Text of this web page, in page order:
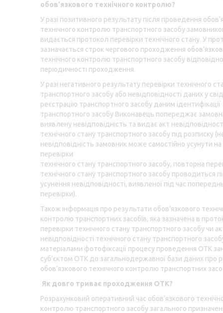
обов’язкового технічного контролю?
У разі позитивного результату після проведення
технічного контролю транспортного засобу
видається протокол перевірки технічного стану. У
зазначається строк чергового проходження
технічного контролю транспортного засобу
періодичності проходження.
У разі негативного результату перевірки технічного
транспортного засобу або невідповідності даних у
реєстрацію транспортного засобу даним ідентифікації
транспортного засобу Виконавець попереджає
виявлену невідповідність та видає акт
технічного стану транспортного засобу під розписку
невідповідність замовник може самостійно усунути на
перевірки
технічного стану транспортного засобу, повторна
технічного стану транспортного засобу проводиться
усунення невідповідності, виявленої під час
перевірки).
Також інформація про результати обов’язкового
контролю транспортних засобів, яка зазначена в
перевірки технічного стану транспортного засобу чи
невідповідності технічного стану транспортного
матеріалами фотофіксації процесу проведення ОТК
суб’єктом ОТК до загальнодержавної бази даних про
обов’язкового технічного контролю транспортних
Як довго триває проходження ОТК?
Розрахунковий оперативний час обов’язкового
контролю транспортного засобу загального